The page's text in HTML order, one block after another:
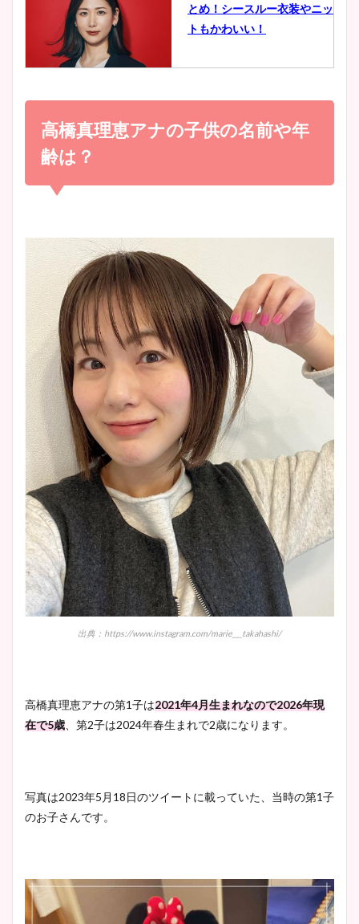
豊島実季アナのカップ画像ま
とめ！美脚や水着姿に年齢も
宇賀神メグアナのニット画像
まとめた！
とめ！シースルー衣装やニッ
トもかわいい！
小室瑛莉子のカップ画像まと
め！足が美脚でニット衣装も
かわいい！
像！身長やカップ、同期や
大家彩香アナのかわいいカッ
プ画像まとめ！同期や実家に
wikiプロフも！
安藤萌々アナのカップ画像や
ニット衣装まとめ！美足の筋
肉も凄い！
鈴木唯の太ってた時の体重が
ヤバすぎww原因や痩せたダ
イエット方は？昔と現在を画
像比較！
調査！
まとめ！足も美脚でカップも
池谷実悠アナのメガネ画像が
かわいい！カップや水着姿も
高橋真理恵アナの子供の名前や年
齢は？
出典：https://www.instagram.com/marie___takahashi/
高橋真理恵アナの第1子は2021年4月生まれなので2026年現
在で5歳 、第2子は2024年春生まれで2歳になります。
写真は2023年5月18日のツイートに載っていた、当時の第1子
のお子さんです。